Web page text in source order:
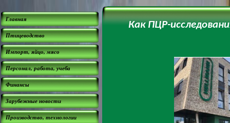
Главная
Птицеводство
Импорт, яйцо, мясо
Персонал, работа, учеба
Финансы
Зарубежные новости
Производство, технологии
Как ПЦР-